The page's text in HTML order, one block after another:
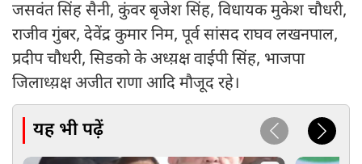
जसवंत सिंह सैनी, कुंवर बृजेश सिंह, विधायक मुकेश चौधरी,
राजीव गुंबर, देवेंद्र कुमार निम, पूर्व सांसद राघव लखनपाल,
प्रदीप चौधरी, सिडको के अध्य़क्ष वाईपी सिंह, भाजपा
जिलाध्य़क्ष अजीत राणा आदि मौजूद रहे।
यह भी पढ़ें